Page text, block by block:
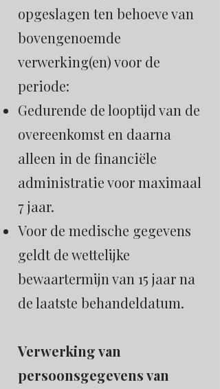
opgeslagen ten behoeve van
bovengenoemde
verwerking(en) voor de
periode:
Gedurende de looptijd van de
overeenkomst en daarna
alleen in de financiële
administratie voor maximaal
7 jaar.
Voor de medische gegevens
geldt de wettelijke
bewaartermijn van 15 jaar na
de laatste behandeldatum.
Verwerking van
persoonsgegevens van